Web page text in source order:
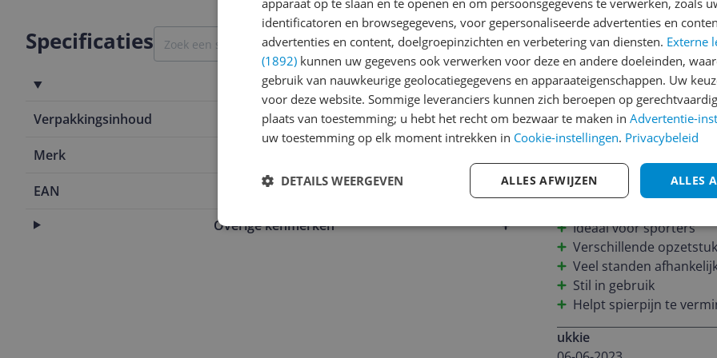
Specificaties
Productinformatie
Verpakkingsinhoud
1 stuk(s)
Merk
EAN
8717842034255
Overige kenmerken
Reviews
MCT71
14-06-2023
Als fanatiek
hardlopen) de spanning
tikje minder spierpijn te
adviseerde mij het
eigenlijk overal werkt het
strak uit. Ik heb de
aanraden. Wie wil er niet
Ideaal voor sporters
Verschillende
Veel standen
Stil in gebruik
Helpt spierpijn te
ukkie
apparaat op te slaan en te openen en om persoonsgegevens te verwerken, zoals
identificatoren en browsegegevens, voor gepersonaliseerde advertenties en
advertenties en content, doelgroepinzichten en verbetering van diensten. Externe
(1892) kunnen uw gegevens ook verwerken voor deze en andere doeleinden,
gebruik van nauwkeurige geolocatiegegevens en apparaateigenschappen. Uw
voor deze website. Sommige leveranciers kunnen zich beroepen op
plaats van toestemming; u hebt het recht om bezwaar te maken in Advertentie-
uw toestemming op elk moment intrekken in Cookie-instellingen. Privacybeleid
ALLES
ALLES AFWIJZEN
DETAILS WEERGEVEN